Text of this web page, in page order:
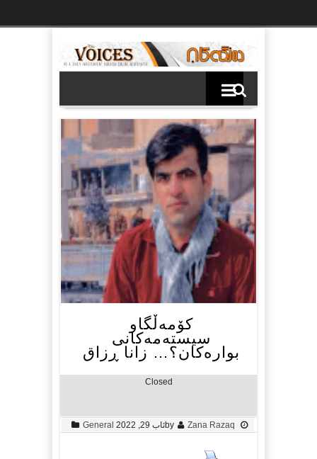
کۆمەڵگاو
سیستەمەکانی
بوارەکان؟… زانا ڕزاق
Closed
by Zana Razaq ئاب 29, 2022 General